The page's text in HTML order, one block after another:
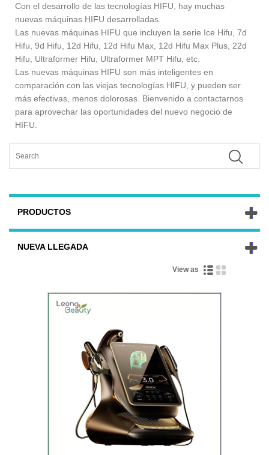
Con el desarrollo de las tecnologías HIFU, hay muchas
nuevas máquinas HIFU desarrolladas.
Las nuevas máquinas HIFU que incluyen la serie Ice Hifu, 7d
Hifu, 9d Hifu, 12d Hifu, 12d Hifu Max, 12d Hifu Max Plus, 22d
Hifu, Ultraformer Hifu, Ultraformer MPT Hifu, etc.
Las nuevas máquinas HIFU son más inteligentes en
comparación con las viejas tecnologías HIFU, y pueden ser
más efectivas, menos dolorosas. Bienvenido a contactarnos
para aprovechar las oportunidades del nuevo negocio de
HIFU.
PRODUCTOS
NUEVA LLEGADA
View as